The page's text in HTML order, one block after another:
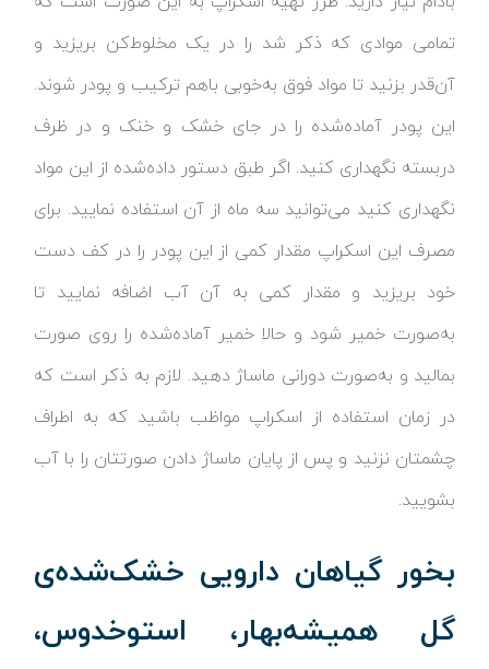
تمامی موادی که ذکر شد را در یک مخلوط‌کن بریزید و
آن‌قدر بزنید تا مواد فوق به‌خوبی باهم ترکیب و پودر شوند.
این پودر آماده‌شده را در جای خشک و خنک و در ظرف
دربسته نگهداری کنید. اگر طبق دستور داده‌شده از این مواد
نگهداری کنید می‌توانید سه ماه از آن استفاده نمایید. برای
مصرف این اسکراپ مقدار کمی از این پودر را در کف دست
خود بریزید و مقدار کمی به آن آب اضافه نمایید تا
به‌صورت خمیر شود و حالا خمیر آماده‌شده را روی صورت
بمالید و به‌صورت دورانی ماساژ دهید. لازم به ذکر است که
در زمان استفاده از اسکراپ مواظب باشید که به اطراف
چشمتان نزنید و پس از پایان ماساژ دادن صورتتان را با آب
بشویید.
بخور گیاهان دارویی خشک‌شده‌ی
گل همیشه‌بهار، استوخدوس،